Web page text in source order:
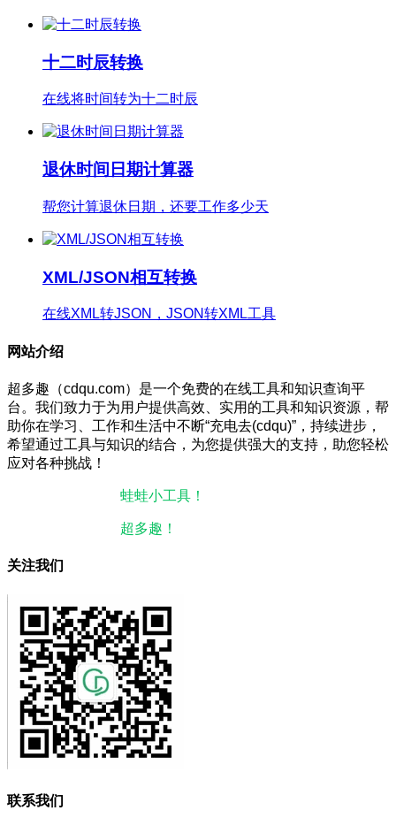
十二时辰转换
在线将时间转为十二时辰
退休时间日期计算器
帮您计算退休日期，还要工作多少天
XML/JSON相互转换
在线XML转JSON，JSON转XML工具
网站介绍
超多趣（cdqu.com）是一个免费的在线工具和知识查询平
台。我们致力于为用户提供高效、实用的工具和知识资源，帮
助你在学习、工作和生活中不断“充电去(cdqu)”，持续进步，
希望通过工具与知识的结合，为您提供强大的支持，助您轻松
应对各种挑战！
蛙蛙小工具！
超多趣！
关注我们
联系我们